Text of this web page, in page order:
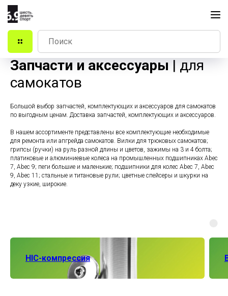
Запчасти и аксессуары | для
самокатов
Большой выбор запчастей, комплектующих и аксессуаров для самокатов
по выгодным ценам. Доставка запчастей, комплектующих и аксессуаров.
В нашем ассортименте представлены все комплектующие необходимые
для ремонта или апгрейда самокатов. Вилки для трюковых самокатов;
грипсы (ручки) на руль разной длины и цветов, зажимы на 3 и 4 болта;
платиковые и алюминиевые колеса на промышленных подшипниках Abec
7, Abec 9; пеги большие и маленькие; подшипники для колес Abec 7, Abec
9, Abec 11; стальные и титановые рули; цветные спейсеры и шкурки на
деку узкие, широкие.
HIC-компрессия